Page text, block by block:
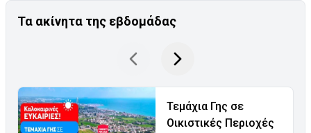
Τα ακίνητα της εβδομάδας
Τεμάχια Γης σε
Οικιστικές Περιοχές